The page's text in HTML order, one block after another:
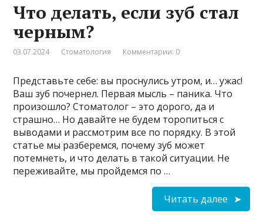
Что делать, если зуб стал
черным?
03.07.2024 Стоматология Комментарии: 0
Представьте себе: вы проснулись утром, и… ужас!
Ваш зуб почернел. Первая мысль – паника. Что
произошло? Стоматолог – это дорого, да и
страшно… Но давайте не будем торопиться с
выводами и рассмотрим все по порядку. В этой
статье мы разберемся, почему зуб может
потемнеть, и что делать в такой ситуации. Не
переживайте, мы пройдемся по …
Читать далее